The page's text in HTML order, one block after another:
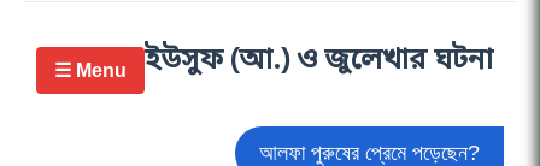
☰ Menu ইউসুফ (আ.) ও জুলেখার ঘটনা
আলফা পুরুষের প্রেমে পড়েছেন?